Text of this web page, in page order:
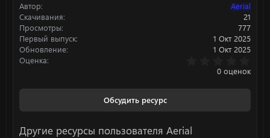
и
:
Автор
Aerial
Скачивания
21
Просмотры
777
Первый выпуск
1 Окт 2025
Обновление
1 Окт 2025
Оценка
.
0
0 оценок
Обсудить ресурс
Другие ресурсы пользователя Aerial